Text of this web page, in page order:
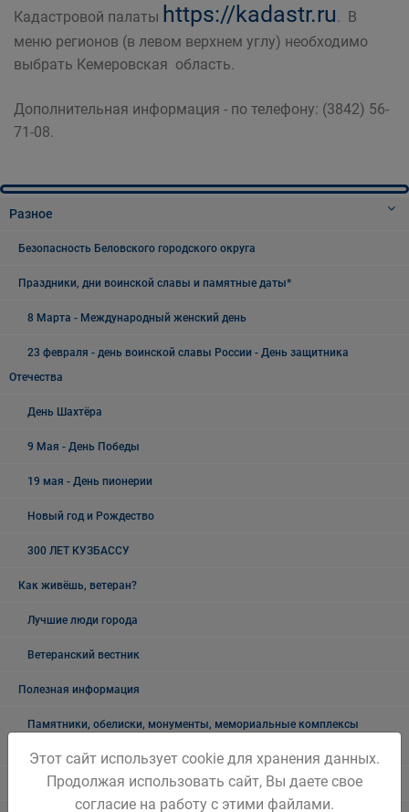
Кадастровой палаты https://kadastr.ru. В
меню регионов (в левом верхнем углу) необходимо
выбрать Кемеровская область.
Дополнительная информация - по телефону: (3842) 56-
71-08.
Разное
Безопасность Беловского городского округа
Праздники, дни воинской славы и памятные даты*
8 Марта - Международный женский день
23 февраля - день воинской славы России - День защитника
Отечества
День Шахтёра
9 Мая - День Победы
19 мая - День пионерии
Новый год и Рождество
300 ЛЕТ КУЗБАССУ
Как живёшь, ветеран?
Лучшие люди города
Ветеранский вестник
Полезная информация
Памятники, обелиски, монументы, мемориальные комплексы
Объявления
Этот сайт использует cookie для хранения данных.
Продолжая использовать сайт, Вы даете свое
согласие на работу с этими файлами.